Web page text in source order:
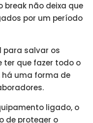
break não deixa que
por um período
para salvar os
ter que fazer todo o
há uma forma de
ligado, o
de proteger o